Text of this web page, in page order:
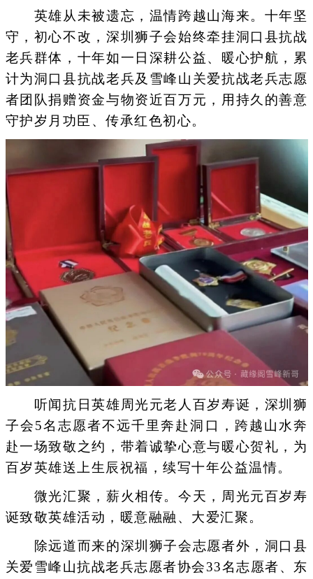
英雄从未被遗忘，温情跨越山海来。十年坚
守，初心不改，深圳狮子会始终牵挂洞口县抗战
老兵群体，十年如一日深耕公益、暖心护航，累
计为洞口县抗战老兵及雪峰山关爱抗战老兵志愿
者团队捐赠资金与物资近百万元，用持久的善意
守护岁月功臣、传承红色初心。
听闻抗日英雄周光元老人百岁寿诞，深圳狮
子会5名志愿者不远千里奔赴洞口，跨越山水奔
赴一场致敬之约，带着诚挚心意与暖心贺礼，为
百岁英雄送上生辰祝福，续写十年公益温情。
微光汇聚，薪火相传。今天，周光元百岁寿
诞致敬英雄活动，暖意融融、大爱汇聚。
除远道而来的深圳狮子会志愿者外，洞口县
关爱雪峰山抗战老兵志愿者协会33名志愿者、东